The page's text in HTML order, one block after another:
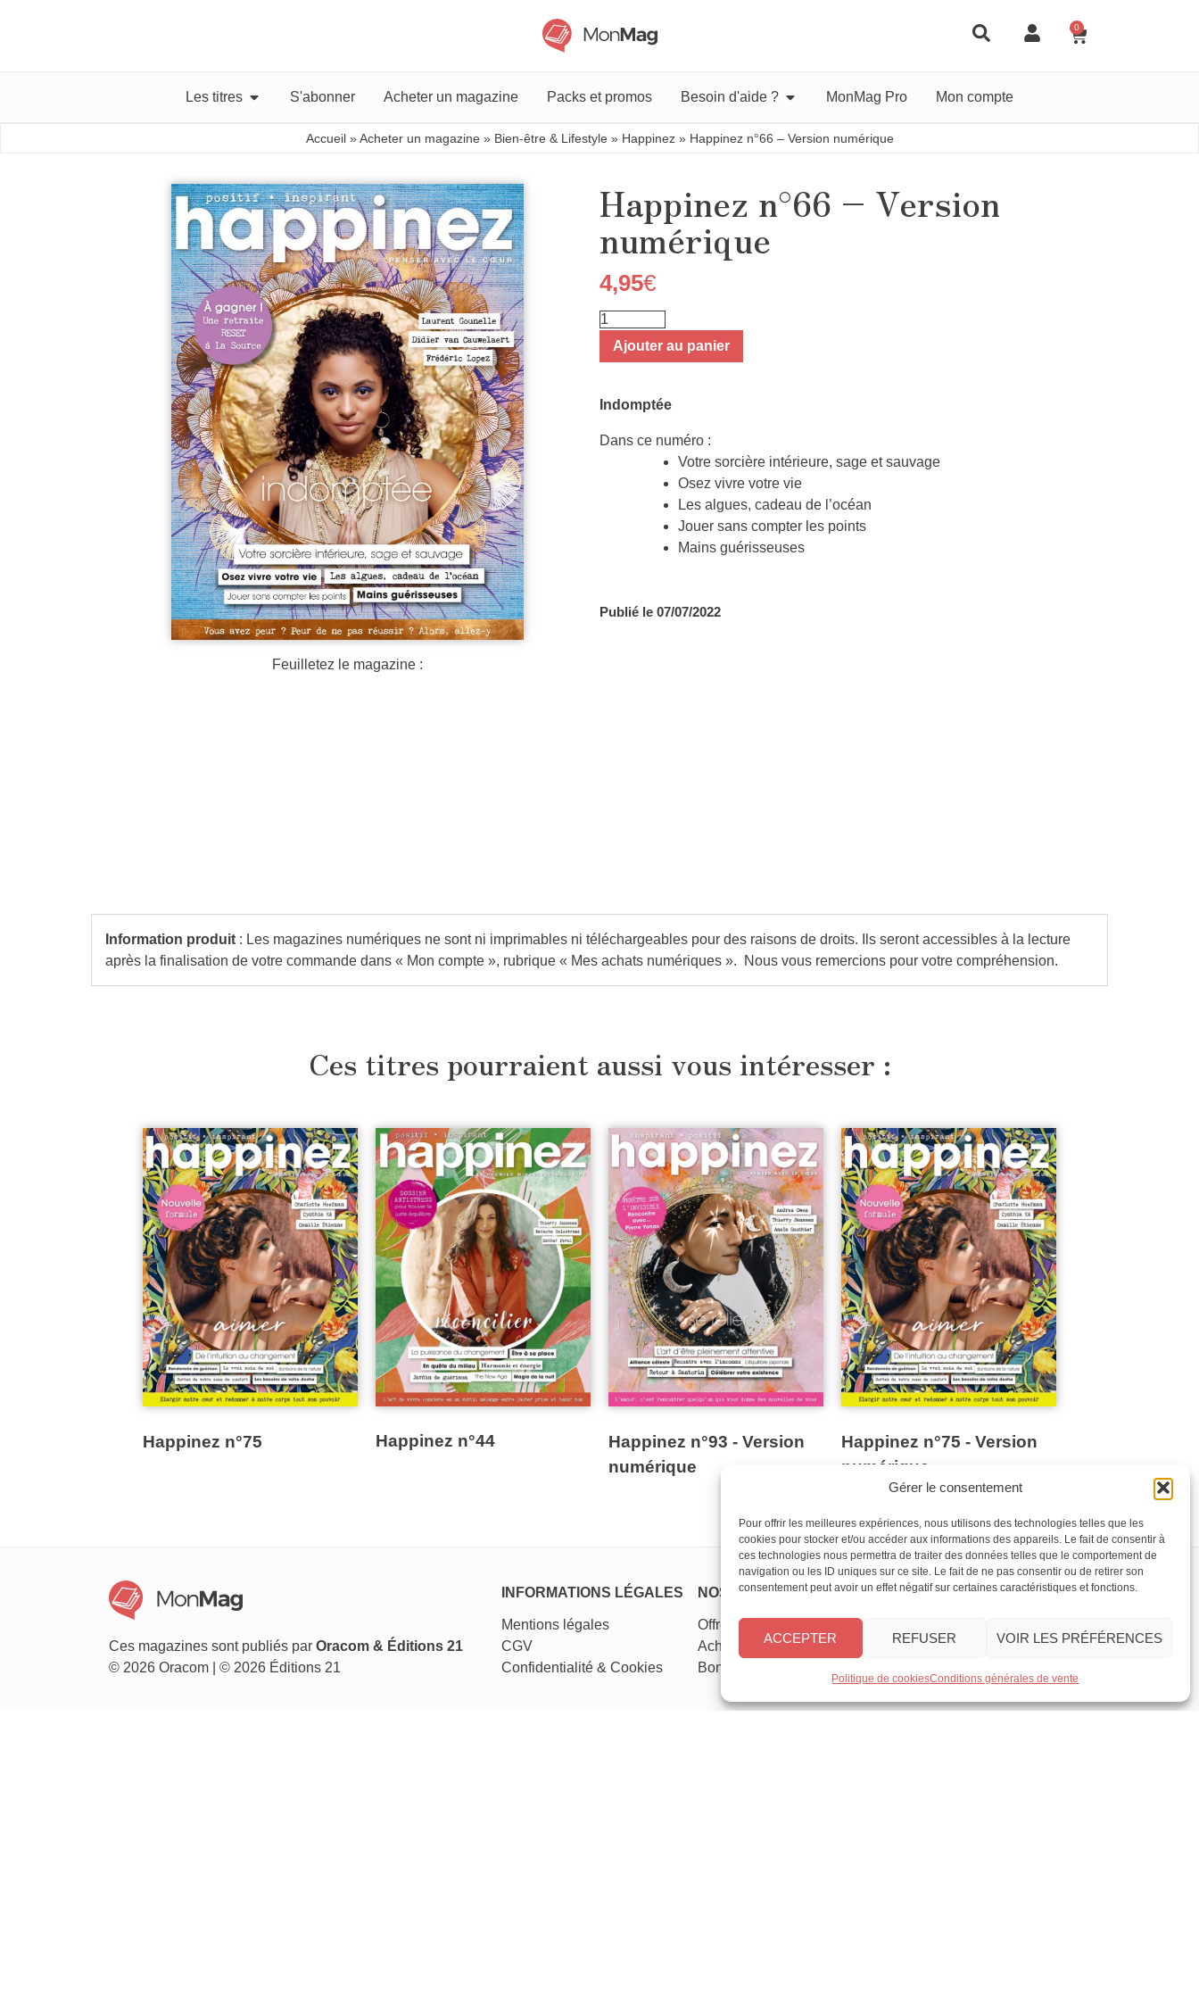
Gérer le consentement
Pour offrir les meilleures expériences, nous utilisons des technologies telles que les
cookies pour stocker et/ou accéder aux informations des appareils. Le fait de consentir à
ces technologies nous permettra de traiter des données telles que le comportement de
navigation ou les ID uniques sur ce site. Le fait de ne pas consentir ou de retirer son
consentement peut avoir un effet négatif sur certaines caractéristiques et fonctions.
ACCEPTER REFUSER VOIR LES PRÉFÉRENCES
Politique de cookiesConditions générales de vente
0
Les titres S'abonner Acheter un magazine Packs et promos Besoin d'aide ? MonMag Pro Mon compte
Accueil»Acheter un magazine» Bien-être & Lifestyle» Happinez» Happinez n°66 – Version numérique
Feuilletez le magazine :
Happinez n°66 – Version
numérique
4,95€
Ajouter au panier
Indomptée
Dans ce numéro :
Votre sorcière intérieure, sage et sauvage
Osez vivre votre vie
Les algues, cadeau de l’océan
Jouer sans compter les points
Mains guérisseuses
Publié le 07/07/2022
Information produit : Les magazines numériques ne sont ni imprimables ni téléchargeables pour des raisons de droits. Ils seront accessibles à la lecture
après la finalisation de votre commande dans « Mon compte », rubrique « Mes achats numériques ». Nous vous remercions pour votre compréhension.
Ces titres pourraient aussi vous intéresser :
Happinez n°75 Happinez n°44
Happinez n°93 - Version
numérique
Happinez n°75 - Version
numérique
Ces magazines sont publiés par Oracom & Éditions 21
© 2026 Oracom | © 2026 Éditions 21
INFORMATIONS LÉGALES
Mentions légales
CGV
Confidentialité & Cookies
NOS MAGAZINES
Offres d’abonnement
Achat au numéro
Bons plans
CONTACT
Service client